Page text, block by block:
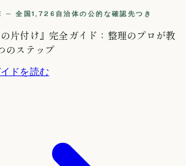
全国1,726自治体の公的な確認先つき
片付け』完全ガイド：整理のプロが教
のステップ
ドを読む